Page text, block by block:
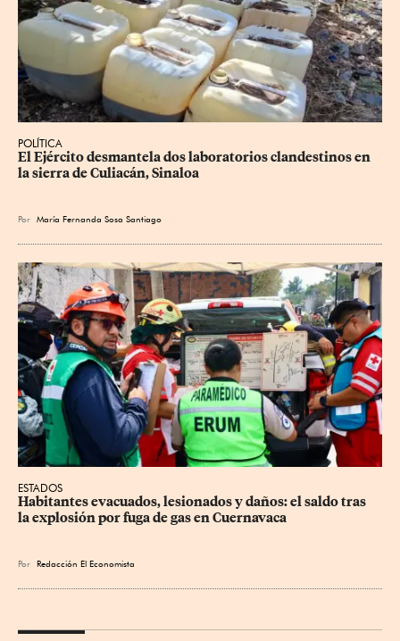
POLÍTICA
El Ejército desmantela dos laboratorios clandestinos en
la sierra de Culiacán, Sinaloa
Por María Fernanda Sosa Santiago
ESTADOS
Habitantes evacuados, lesionados y daños: el saldo tras
la explosión por fuga de gas en Cuernavaca
Por Redacción El Economista